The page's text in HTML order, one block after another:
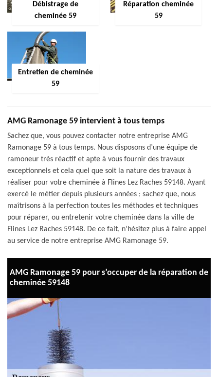
Débistrage de
cheminée 59
Réparation cheminée
59
Entretien de cheminée
59
AMG Ramonage 59 intervient à tous temps
Sachez que, vous pouvez contacter notre entreprise AMG
Ramonage 59 à tous temps. Nous disposons d’une équipe de
ramoneur très réactif et apte à vous fournir des travaux
exceptionnels et cela quel que soit la nature des travaux à
réaliser pour votre cheminée à Flines Lez Raches 59148. Ayant
exercé le métier depuis plusieurs années ; sachez que, nous
maîtrisons à la perfection toutes les méthodes et techniques
pour réparer, ou entretenir votre cheminée dans la ville de
Flines Lez Raches 59148. De ce fait, n’hésitez plus à faire appel
au service de notre entreprise AMG Ramonage 59.
AMG Ramonage 59 pour s’occuper de la réparation de
cheminée 59148